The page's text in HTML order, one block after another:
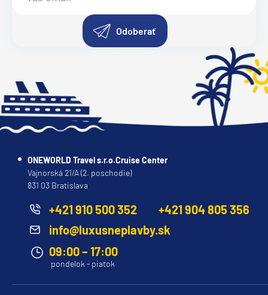
Odoberať
ONEWORLD Travel s.r.o.Cruise Center
Vajnorská 21/A (2. poschodie)
831 03 Bratislava
+421 910 500 352
+421 904 805 356
info@luxusneplavby.sk
09:00 – 17:00
pondelok - piatok